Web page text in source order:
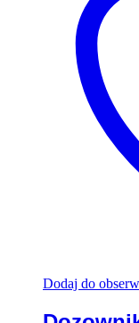
Dodaj do